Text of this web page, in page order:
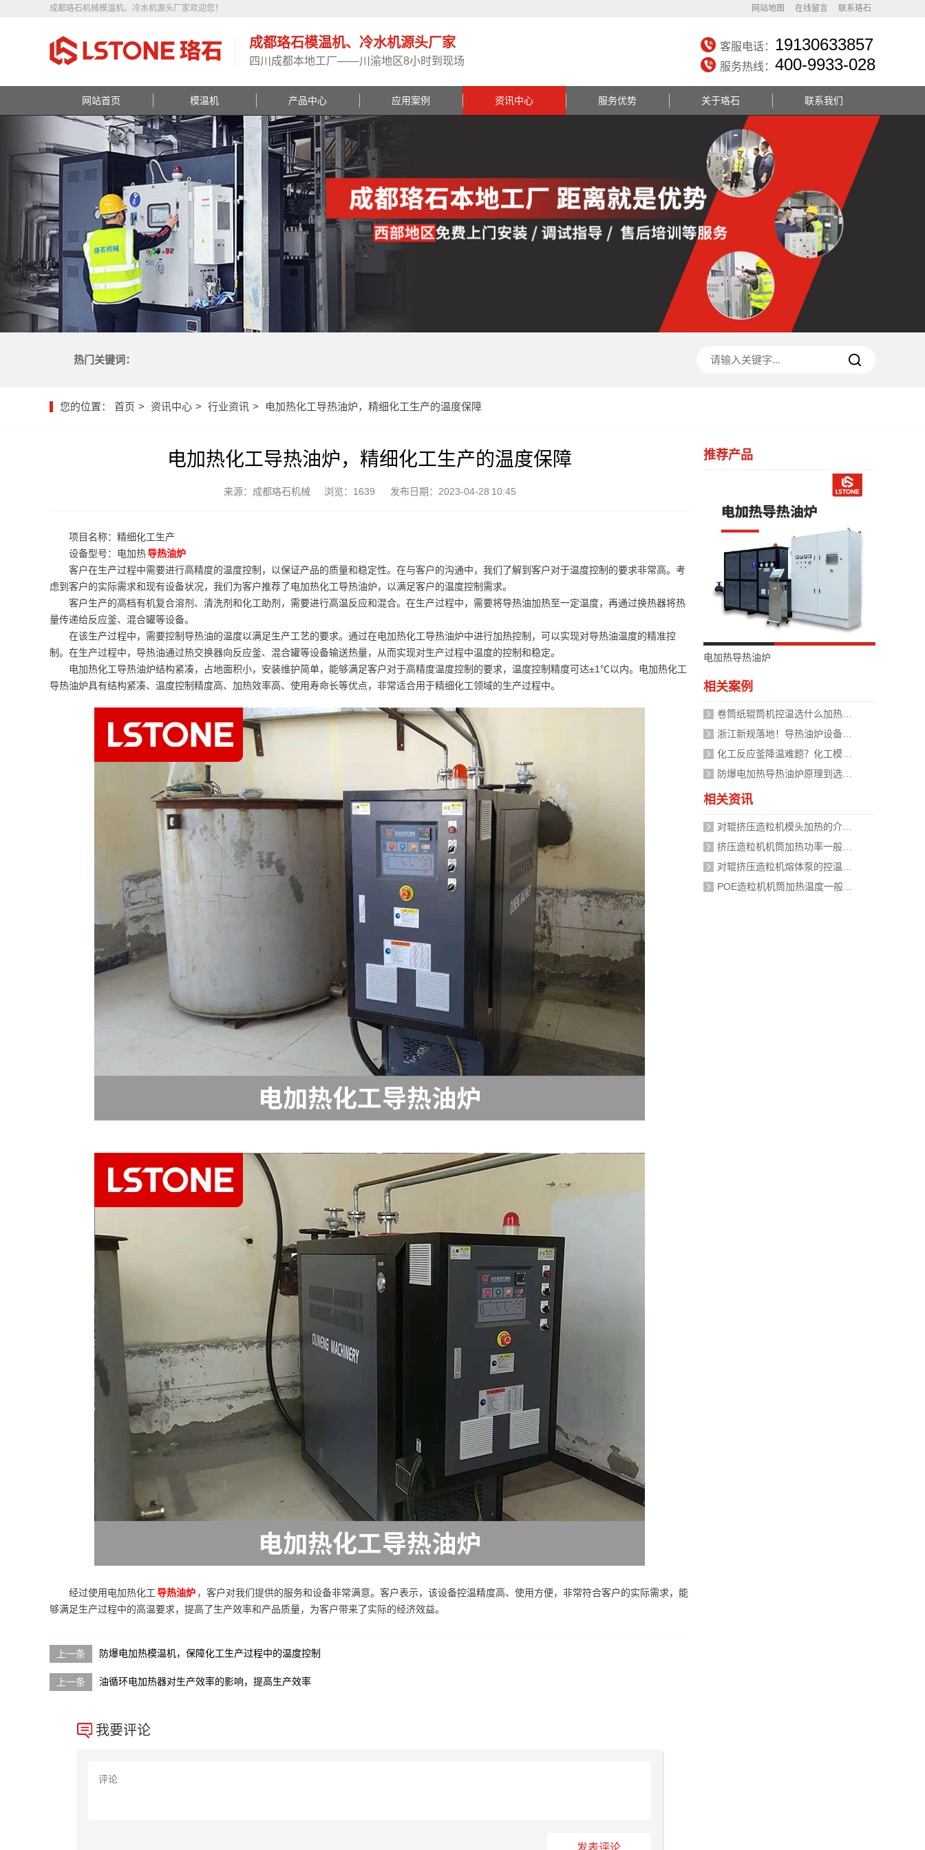
网站地图 在线留言 联系珞石
成都珞石机械模温机、冷水机源头厂家欢迎您！
客服电话： 19130633857
服务热线： 400-9933-028
成都珞石模温机、冷水机源头厂家
四川成都本地工厂——川渝地区8小时到现场
网站首页 模温机 产品中心 应用案例 资讯中心 服务优势 关于珞石 联系我们
热门关键词：
您的位置： 首页 资讯中心 行业资讯 电加热化工导热油炉，精细化工生产的温度保障
电加热化工导热油炉，精细化工生产的温度保障
来源：成都珞石机械 浏览：1639 发布日期：2023-04-28 10:45
项目名称：精细化工生产
设备型号：电加热导热油炉
客户在生产过程中需要进行高精度的温度控制，以保证产品的质量和稳定性。在与客户的沟通中，我们了解到客户对于温度控制的要求非常高。考
虑到客户的实际需求和现有设备状况，我们为客户推荐了电加热化工导热油炉，以满足客户的温度控制需求。
客户生产的高档有机复合溶剂、清洗剂和化工助剂，需要进行高温反应和混合。在生产过程中，需要将导热油加热至一定温度，再通过换热器将热
量传递给反应釜、混合罐等设备。
在该生产过程中，需要控制导热油的温度以满足生产工艺的要求。通过在电加热化工导热油炉中进行加热控制，可以实现对导热油温度的精准控
制。在生产过程中，导热油通过热交换器向反应釜、混合罐等设备输送热量，从而实现对生产过程中温度的控制和稳定。
电加热化工导热油炉结构紧凑，占地面积小，安装维护简单，能够满足客户对于高精度温度控制的要求，温度控制精度可达±1℃以内。电加热化工
导热油炉具有结构紧凑、温度控制精度高、加热效率高、使用寿命长等优点，非常适合用于精细化工领域的生产过程中。
经过使用电加热化工导热油炉 ，客户对我们提供的服务和设备非常满意。客户表示，该设备控温精度高、使用方便，非常符合客户的实际需求，能
够满足生产过程中的高温要求，提高了生产效率和产品质量，为客户带来了实际的经济效益。
防爆电加热模温机，保障化工生产过程中的温度控制
油循环电加热器对生产效率的影响，提高生产效率
我要评论
发表评论
推荐产品
电加热导热油炉
相关案例
相关资讯